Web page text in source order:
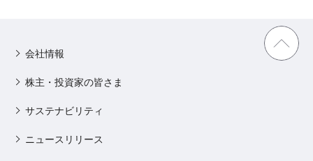
会社情報
株主・投資家の皆さま
サステナビリティ
ニュースリリース